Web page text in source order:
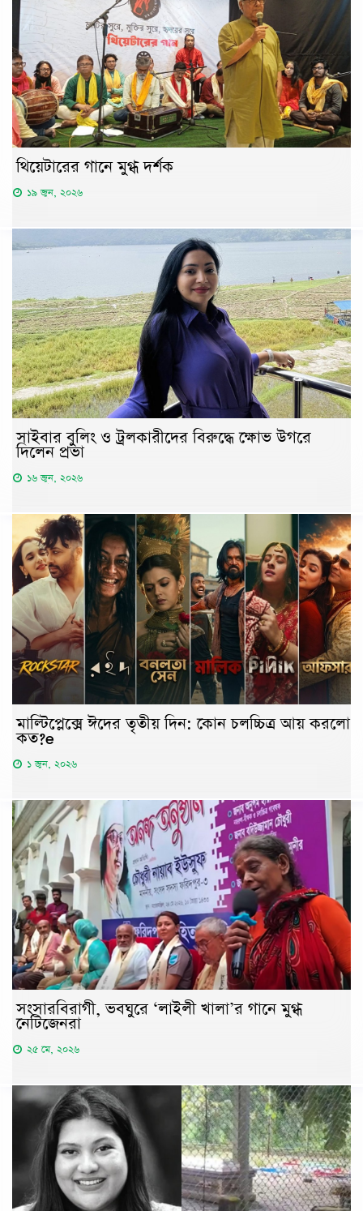
থিয়েটারের গানে মুগ্ধ দর্শক
১৯ জুন, ২০২৬
সাইবার বুলিং ও ট্রলকারীদের বিরুদ্ধে ক্ষোভ উগরে
দিলেন প্রভা
১৬ জুন, ২০২৬
মাল্টিপ্লেক্সে ঈদের তৃতীয় দিন: কোন চলচ্চিত্র আয় করলো
কত?e
১ জুন, ২০২৬
সংসারবিরাগী, ভবঘুরে ‘লাইলী খালা’র গানে মুগ্ধ
নেটিজেনরা
২৫ মে, ২০২৬